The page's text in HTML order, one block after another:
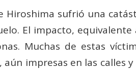
Hiroshima sufrió una
El impacto,
Muchas de estas
impresas en las calles